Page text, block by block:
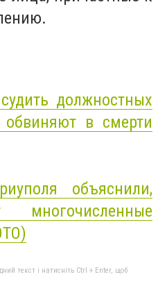
должностных
в смерти
объяснили,
многочисленные
текст і натисніть Ctrl + Enter, щоб